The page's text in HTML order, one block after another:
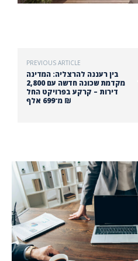
PREVIOUS ARTICLE
בין רעננה להרצליה: המדינה
מקדמת שכונה חדשה עם 2,800
דירות – קרקע בפרויקט החל
מ־699 אלף ₪